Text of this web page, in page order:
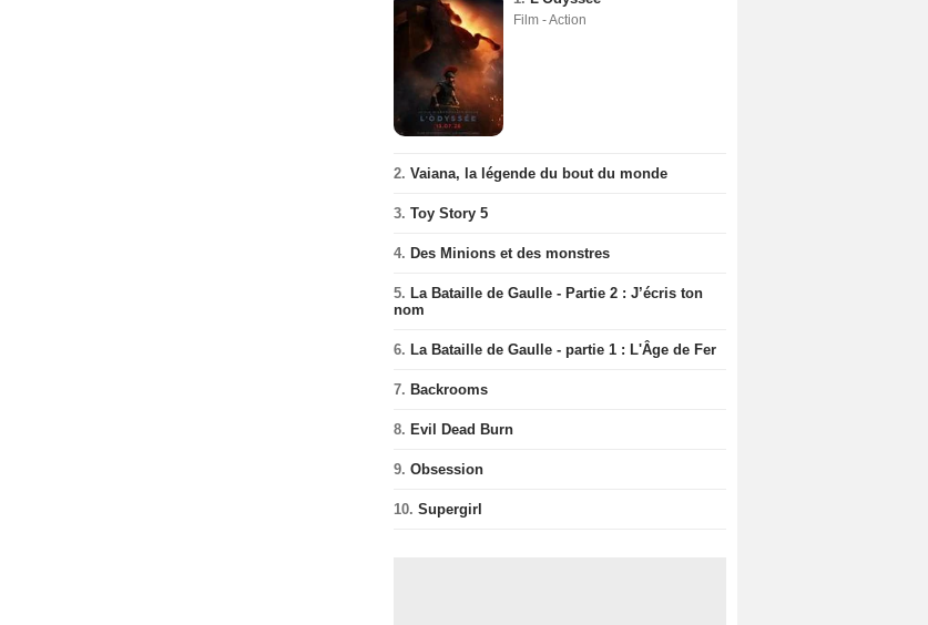
Film - Action
2. Vaiana, la légende du bout du monde
3. Toy Story 5
4. Des Minions et des monstres
5. La Bataille de Gaulle - Partie 2 : J’écris ton
nom
6. La Bataille de Gaulle - partie 1 : L'Âge de Fer
7. Backrooms
8. Evil Dead Burn
9. Obsession
10. Supergirl